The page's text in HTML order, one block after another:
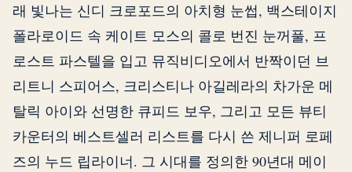
래 빛나는 신디 크로포드의 아치형 눈썹, 백스테이지
폴라로이드 속 케이트 모스의 콜로 번진 눈꺼풀, 프
로스트 파스텔을 입고 뮤직비디오에서 반짝이던 브
리트니 스피어스, 크리스티나 아길레라의 차가운 메
탈릭 아이와 선명한 큐피드 보우, 그리고 모든 뷰티
카운터의 베스트셀러 리스트를 다시 쓴 제니퍼 로페
즈의 누드 립라이너. 그 시대를 정의한 90년대 메이